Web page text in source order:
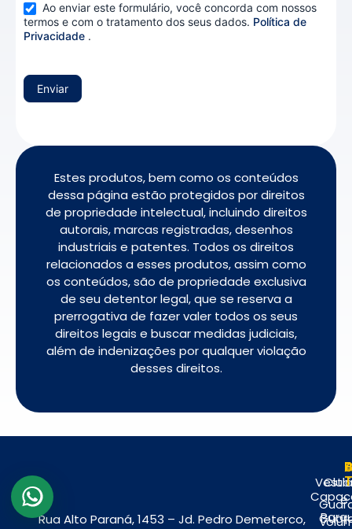
Ao enviar este formulário, você concorda com nossos
termos e com o tratamento dos seus dados. Política de
Privacidade .
Enviar
Estes produtos, bem como os conteúdos
dessa página estão protegidos por direitos
de propriedade intelectual, incluindo direitos
autorais, marcas registradas, desenhos
industriais e patentes. Todos os direitos
relacionados a esses produtos, assim como
os conteúdos, são de propriedade exclusiva
de seu detentor legal, que se reserva a
prerrogativa de fazer valer todos os seus
direitos legais e buscar medidas judiciais,
além de indenizações por qualquer violação
desses direitos.
Rua Alto Paraná, 1453 – Jd. Pedro Demeterco,
e